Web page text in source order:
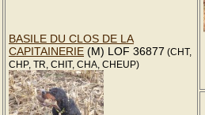
BASILE DU CLOS DE LA
CAPITAINERIE (M) LOF 36877 (CHT,
CHP, TR, CHIT, CHA, CHEUP)